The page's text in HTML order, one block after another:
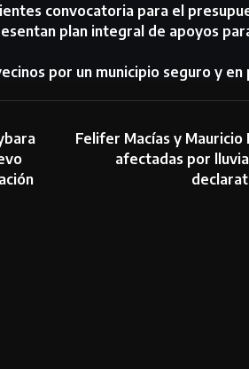
convocatoria para el
plan integral de apoyos
por un municipio seguro y en
Felifer Macías y
afectadas por